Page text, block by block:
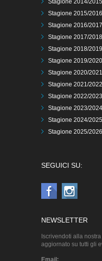
Stagione 2014/2015
Stagione 2015/2016
Stagione 2016/2017
Stagione 2017/2018
Stagione 2018/2019
Stagione 2019/2020
Stagione 2020/2021
Stagione 2021/2022
Stagione 2022/2023
Stagione 2023/2024
Stagione 2024/2025
Stagione 2025/2026
SEGUICI SU:
NEWSLETTER
Iscrivendoti alla
aggiornato su tutti gli
Email: